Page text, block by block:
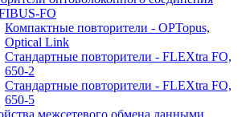
FO
Компактные повторители - OPTopus,
Optical Link
Стандартные повторители - FLEXtra FO,
650-2
Стандартные повторители - FLEXtra FO,
650-5
межсетевого обмена данными